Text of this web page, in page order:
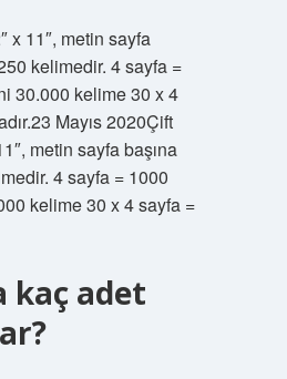
x 11″, metin sayfa
kelimedir. 4 sayfa =
30.000 kelime 30 x 4
Mayıs 2020Çift
metin sayfa başına
4 sayfa = 1000
kelime 30 x 4 sayfa =
kaç adet